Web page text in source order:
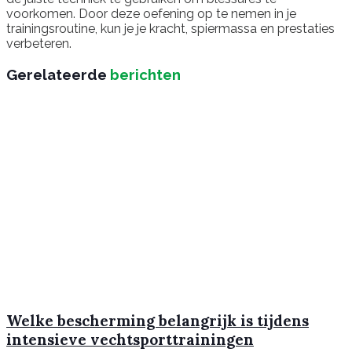
voorkomen. Door deze oefening op te nemen in je
trainingsroutine, kun je je kracht, spiermassa en prestaties
verbeteren.
Gerelateerde berichten
Welke bescherming belangrijk is tijdens
intensieve vechtsporttrainingen